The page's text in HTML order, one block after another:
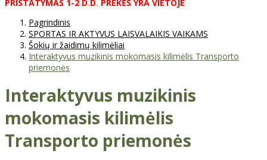
PRISTATYMAS 1-2 D. D. PREKĖS YRA VIETOJE
Pagrindinis
SPORTAS IR AKTYVUS LAISVALAIKIS VAIKAMS
Šokių ir žaidimų kilimėliai
Interaktyvus muzikinis mokomasis kilimėlis Transporto
priemonės
Interaktyvus muzikinis
mokomasis kilimėlis
Transporto priemonės